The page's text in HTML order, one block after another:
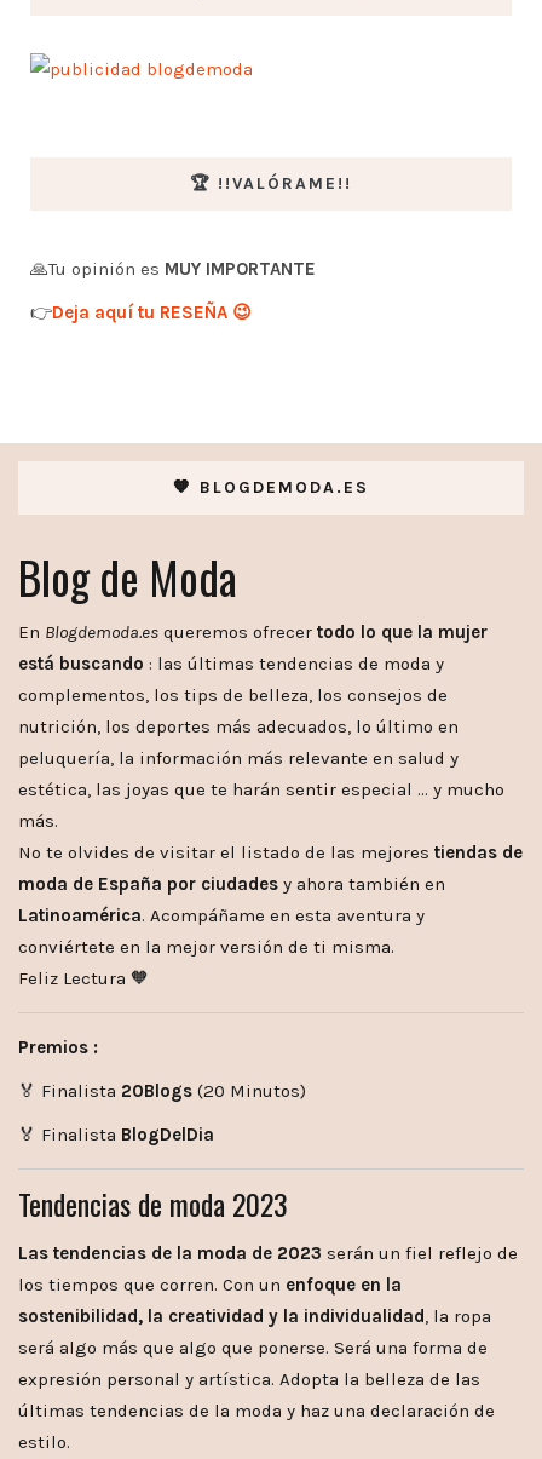
🏆 !!VALÓRAME!!
🙏Tu opinión es MUY IMPORTANTE
👉Deja aquí tu RESEÑA 😉
🧡 BLOGDEMODA.ES
Blog de Moda
En Blogdemoda.es queremos ofrecer todo lo que la mujer
está buscando : las últimas tendencias de moda y
complementos, los tips de belleza, los consejos de
nutrición, los deportes más adecuados, lo último en
peluquería, la información más relevante en salud y
estética, las joyas que te harán sentir especial … y mucho
más.
No te olvides de visitar el listado de las mejores tiendas de
moda de España por ciudades y ahora también en
Latinoamérica. Acompáñame en esta aventura y
conviértete en la mejor versión de ti misma.
Feliz Lectura 🧡
Premios :
🏅 Finalista 20Blogs (20 Minutos)
🏅 Finalista BlogDelDia
Tendencias de moda 2023
Las tendencias de la moda de 2023 serán un fiel reflejo de
los tiempos que corren. Con un enfoque en la
sostenibilidad, la creatividad y la individualidad, la ropa
será algo más que algo que ponerse. Será una forma de
expresión personal y artística. Adopta la belleza de las
últimas tendencias de la moda y haz una declaración de
estilo.